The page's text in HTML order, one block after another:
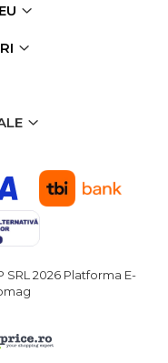
SRL 2026 Platforma E-